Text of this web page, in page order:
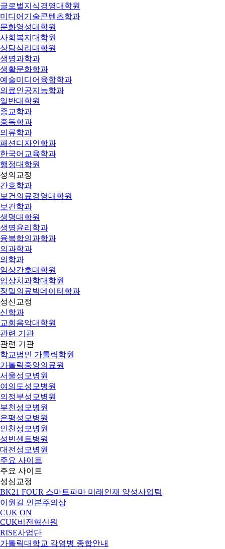
글로벌지식경영대학원
미디어기술콘텐츠학과
문화영성대학원
사회복지대학원
상담심리대학원
생명과학과
생활문화학과
예술미디어융합학과
의료인공지능학과
일반대학원
종교학과
중독학과
의류학과
패션디자인학과
한국어교육학과
행정대학원
성의교정
간호학과
보건의료경영대학원
보건학과
생명대학원
생명윤리학과
융복합의과학과
의과학과
의학과
임상간호대학원
임상치과학대학원
정밀의료빅데이터학과
성신교정
신학과
교회음악대학원
관련 기관
관련 기관
학교법인 가톨릭학원
가톨릭중앙의료원
서울성모병원
여의도성모병원
의정부성모병원
부천성모병원
은평성모병원
인천성모병원
성빈센트병원
대전성모병원
주요 사이트
주요 사이트
성심교정
BK21 FOUR 스마트파마 미래인재 양성사업팀
이원길 인본주의상
CUK ON
CUK비전혁신원
RISE사업단
가톨릭대학교 감염병 종합안내